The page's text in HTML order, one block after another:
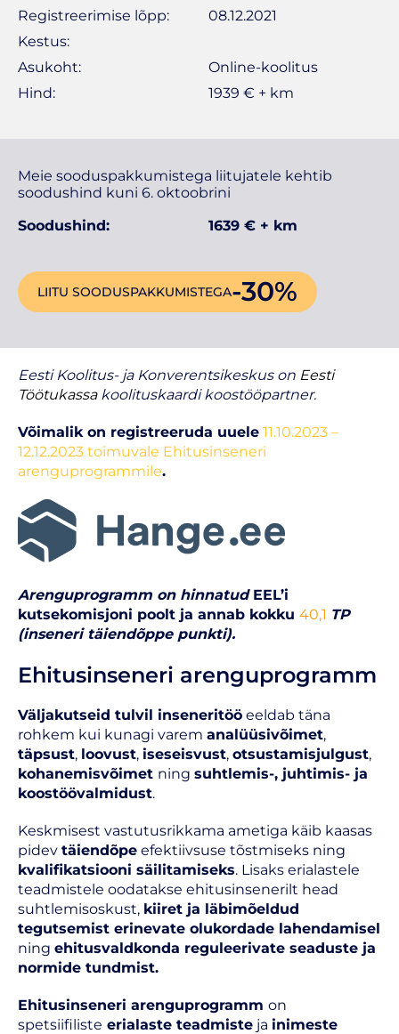
Registreerimise lõpp:
08.12.2021
Kestus:
Asukoht:
Online-koolitus
Hind:
1939 € + km
Meie sooduspakkumistega liitujatele kehtib
soodushind kuni 6. oktoobrini
Soodushind:
1639 € + km
LIITU SOODUSPAKKUMISTEGA-30%
Eesti Koolitus- ja Konverentsikeskus on Eesti
Töötukassakoolituskaardi koostööpartner.
Võimalik on registreeruda uuele 11.10.2023 –
12.12.2023 toimuvale Ehitusinseneri
arenguprogrammile.
Arenguprogramm on hinnatud EEL’i
kutsekomisjoni poolt ja annab kokku 40,1 TP
(inseneri täiendõppe punkti).
Ehitusinseneri arenguprogramm
Väljakutseid tulvil inseneritöö eeldab täna
rohkem kui kunagi varem analüüsivõimet,
täpsust, loovust, iseseisvust, otsustamisjulgust,
kohanemisvõimet ning suhtlemis-, juhtimis- ja
koostöövalmidust.
Keskmisest vastutusrikkama ametiga käib kaasas
pidev täiendõpe efektiivsuse tõstmiseks ning
kvalifikatsiooni säilitamiseks. Lisaks erialastele
teadmistele oodatakse ehitusinsenerilt head
suhtlemisoskust, kiiret ja läbimõeldud
tegutsemist erinevate olukordade lahendamisel
ning ehitusvaldkonda reguleerivate seaduste ja
normide tundmist.
Ehitusinseneri arenguprogramm on
spetsiifiliste erialaste teadmiste ja inimeste